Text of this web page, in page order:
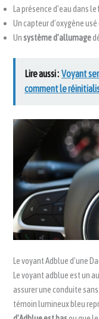
La présence d’eau dans
Un capteur d’oxygène
Unsystème d’allumage
Lire aussi : Voyant
comment le
Le voyant Adblue d’une
Le voyant adblue est un
assurer une conduite
témoin lumineux bleu